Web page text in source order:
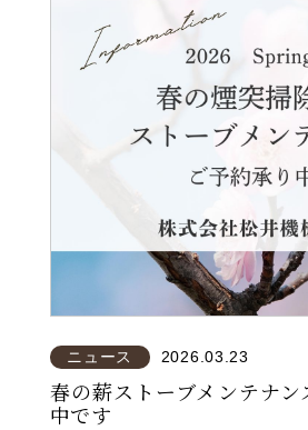
ニュース 2026.03.23
春の薪ストーブメンテナ
中です